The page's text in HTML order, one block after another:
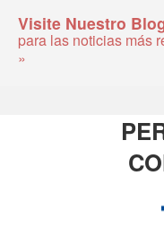
Visite Nuestro
para las noticias más
»